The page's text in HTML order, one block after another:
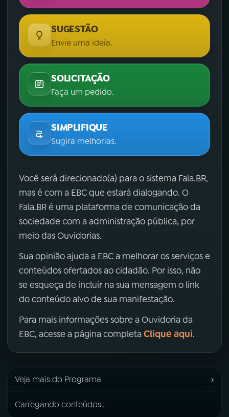
SUGESTÃO
Envie uma ideia.
SOLICITAÇÃO
Faça um pedido.
SIMPLIFIQUE
Sugira melhorias.
Você será direcionado(a) para o sistema Fala.BR,
mas é com a EBC que estará dialogando. O
Fala.BR é uma plataforma de comunicação da
sociedade com a administração pública, por
meio das Ouvidorias.
Sua opinião ajuda a EBC a melhorar os serviços e
conteúdos ofertados ao cidadão. Por isso, não
se esqueça de incluir na sua mensagem o link
do conteúdo alvo de sua manifestação.
Para mais informações sobre a Ouvidoria da
EBC, acesse a página completa Clique aqui.
Veja mais do Programa ›
Carregando conteúdos...